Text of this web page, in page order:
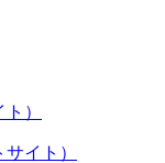
）
イト）